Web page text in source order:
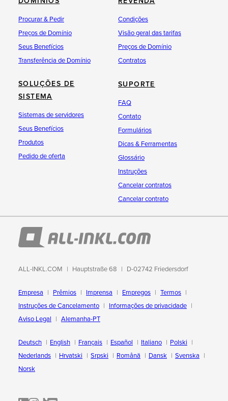
Procurar & Pedir
Preços de Domínio
Seus Benefícios
Transferência de Domínio
Condições
Visão geral das tarifas
Preços de Domínio
Contratos
SOLUÇÕES DE
SISTEMA
Sistemas de servidores
Seus Benefícios
Produtos
Pedido de oferta
SUPORTE
FAQ
Contato
Formulários
Dicas & Ferramentas
Glossário
Instruções
Cancelar contratos
Cancelar contrato
ALL-INKL.COM Hauptstraße 68 D-02742 Friedersdorf
Empresa Prêmios Imprensa Empregos
Termos
Instruções de Cancelamento
Informações de privacidade
Aviso Legal
Alemanha-PT
Deutsch English Français Español Italiano
Polski
Nederlands
Hrvatski Srpski Română Dansk
Svenska
Norsk